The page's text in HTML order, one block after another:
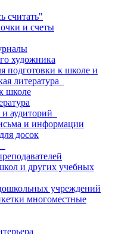
считать"
и счеты
художника
подготовки к школе и
литература
школе
аудиторий
и информации
досок
и других учебных
учреждений
многоместные